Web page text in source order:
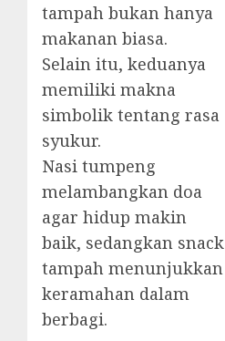
tampah bukan hanya
makanan biasa.
Selain itu, keduanya
memiliki makna
simbolik tentang rasa
syukur.
Nasi tumpeng
melambangkan doa
agar hidup makin
baik, sedangkan snack
tampah menunjukkan
keramahan dalam
berbagi.